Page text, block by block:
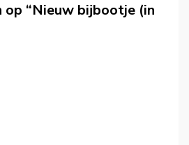
“Nieuw bijbootje (in